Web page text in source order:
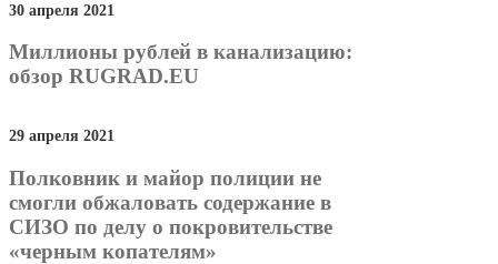
30 апреля 2021
Миллионы рублей в канализацию:
обзор RUGRAD.EU
29 апреля 2021
Полковник и майор полиции не
смогли обжаловать содержание в
СИЗО по делу о покровительстве
«черным копателям»